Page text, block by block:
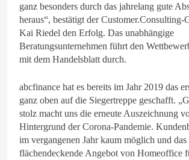
ganz besonders durch das jahrelang gute
heraus“, bestätigt der Customer.Consulting-
Kai Riedel den Erfolg. Das unabhängige
Beratungsunternehmen führt den
mit dem Handelsblatt durch.
abcfinance hat es bereits im Jahr 2019 das
ganz oben auf die Siegertreppe geschafft.
stolz macht uns die erneute Auszeichnung
Hintergrund der Corona-Pandemie.
im vergangenen Jahr kaum möglich und das
flächendeckende Angebot von Homeoffice